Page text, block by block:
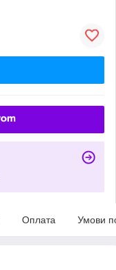
Оплата Умови